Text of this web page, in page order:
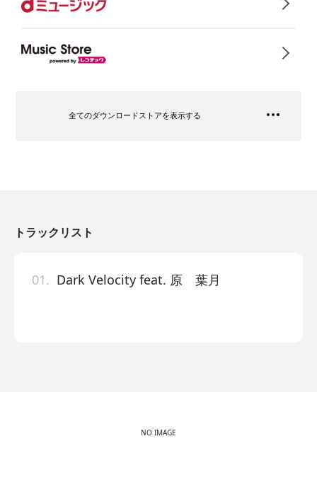
全てのダウンロードストアを表示する
トラックリスト
01. Dark Velocity feat. 原 葉月
NO IMAGE